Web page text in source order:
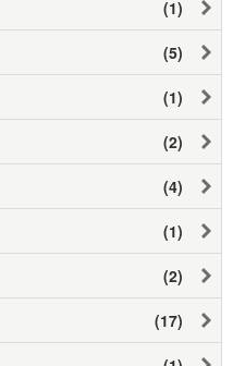
(1)
(5)
(1)
(2)
(4)
(1)
(2)
(17)